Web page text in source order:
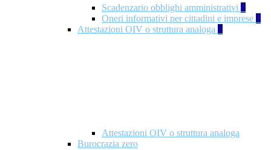
Scadenzario obblighi amministrativi 1
Oneri informativi per cittadini e imprese 1
Attestazioni OIV o struttura analoga 2
Attestazioni OIV o struttura analoga
Burocrazia zero